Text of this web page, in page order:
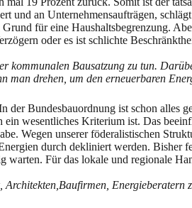
und an Unternehmensaufträgen,
für eine Haushaltsbegrenzung.
oder es ist schlichte
kommunalen Bausatzung zu tun.
man drehen, um den erneuerbaren
der Bundesbauordnung ist schon alles
ein wesentliches Kriterium ist. Das
Wegen unserer föderalistischen
durch dekliniert werden.
warten. Für das lokale und regionale
Energieberatern